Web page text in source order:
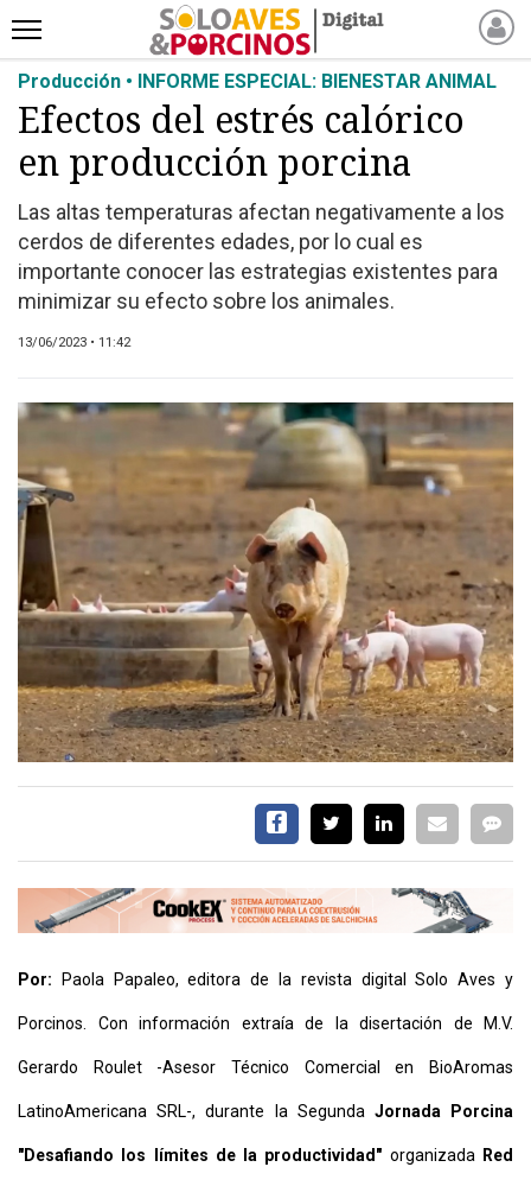
INICIO
NOTICIAS RECIENTES
NOTICIAS
PRODUCCIÓN
PROCESO
PRODUCTO
NUEVOS PRODUCTOS
REVISTAS
EVENTOS Y
CAPACITACIONES
DIRECTORIO
CALENDARIO
MEDIA KIT
TEMAS DESTACADOS
AVICULTURA
PRODUCCIÓN
TECNOLOGÍA
POLLO
SERVICIOS
AYUDA
Producción • INFORME ESPECIAL: BIENESTAR ANIMAL
Efectos del estrés calórico
en producción porcina
Las altas temperaturas afectan negativamente a los
cerdos de diferentes edades, por lo cual es
importante conocer las estrategias existentes para
minimizar su efecto sobre los animales.
13/06/2023 • 11:42
Por: Paola Papaleo, editora de la revista digital Solo Aves y
Porcinos. Con información extraía de la disertación de M.V.
Gerardo Roulet -Asesor Técnico Comercial en BioAromas
LatinoAmericana SRL-, durante la Segunda Jornada Porcina
"Desafiando los límites de la productividad" organizada Red